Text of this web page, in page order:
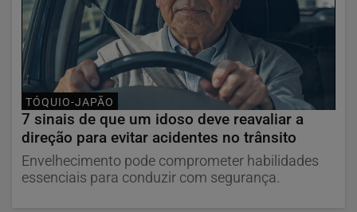
TÓQUIO-JAPÃO
7 sinais de que um idoso deve reavaliar a
direção para evitar acidentes no trânsito
Envelhecimento pode comprometer habilidades
essenciais para conduzir com segurança.